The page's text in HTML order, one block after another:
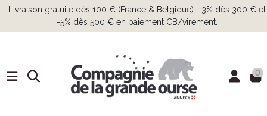
Livraison gratuite dès 100 € (France & Belgique). -3% dès 300 € et
-5% dès 500 € en paiement CB/virement.
0